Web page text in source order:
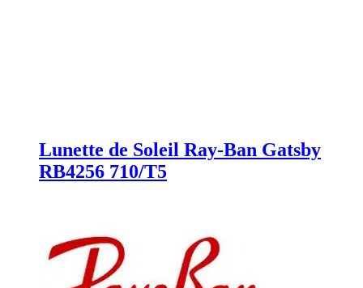
Lunette de Soleil Ray-Ban Gatsby
RB4256 710/T5